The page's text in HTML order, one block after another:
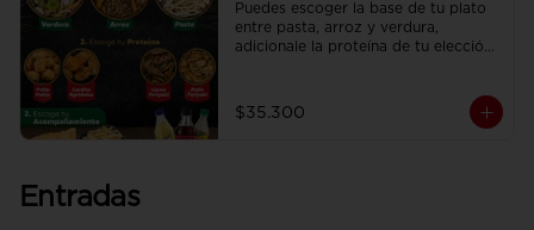
Puedes escoger la base de tu plato
entre pasta, arroz y verdura,
adicionale la proteína de tu elección,
$35.300
Entradas